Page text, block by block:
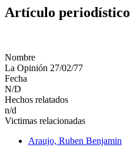
Artículo periodístico
Nombre
La Opinión 27/02/77
Fecha
N/D
Hechos relatados
n/d
Victimas relacionadas
Araujo, Ruben Benjamin